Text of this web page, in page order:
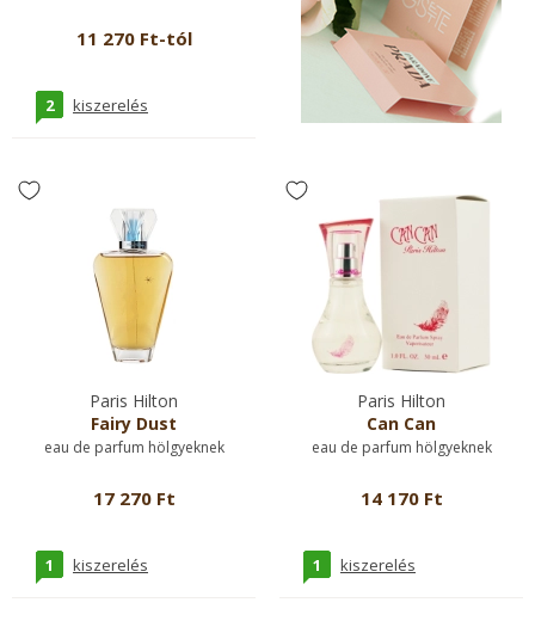
11 270 Ft-tól
2 kiszerelés
Paris Hilton
Fairy Dust
eau de parfum hölgyeknek
17 270 Ft
1 kiszerelés
Paris Hilton
Can Can
eau de parfum hölgyeknek
14 170 Ft
1 kiszerelés